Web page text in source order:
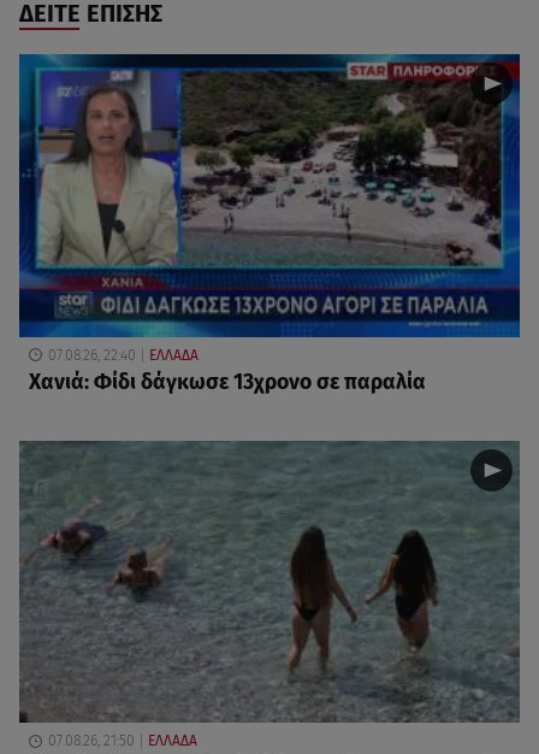
ΔΕΙΤΕ ΕΠΙΣΗΣ
07.08.26, 22:40 ΕΛΛΑΔΑ
Χανιά: Φίδι δάγκωσε 13χρονο σε παραλία
07.08.26, 21:50 ΕΛΛΑΔΑ